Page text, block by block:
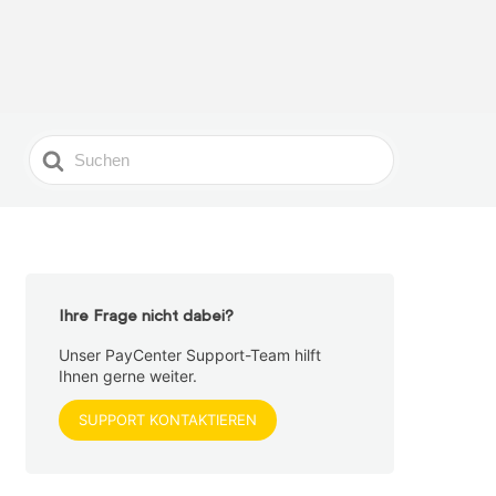
Search
For
Ihre Frage nicht dabei?
Unser PayCenter Support-Team hilft
Ihnen gerne weiter.
SUPPORT KONTAKTIEREN